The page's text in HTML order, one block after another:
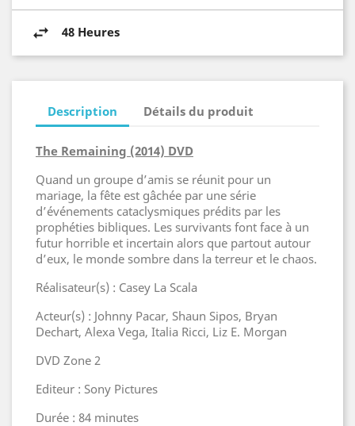
48 Heures
Description Détails du produit
The Remaining (2014) DVD
Quand un groupe d’amis se réunit pour un
mariage, la fête est gâchée par une série
d’événements cataclysmiques prédits par les
prophéties bibliques. Les survivants font face à un
futur horrible et incertain alors que partout autour
d’eux, le monde sombre dans la terreur et le chaos.
Réalisateur(s) : Casey La Scala
Acteur(s) : Johnny Pacar, Shaun Sipos, Bryan
Dechart, Alexa Vega, Italia Ricci, Liz E. Morgan
DVD Zone 2
Editeur : Sony Pictures
Durée : 84 minutes